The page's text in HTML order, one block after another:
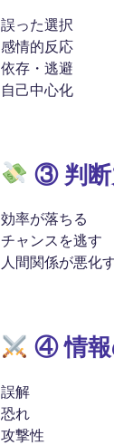
誤った選択
感情的反応
依存・逃避
自己中心化
③ 判断
効率が落ちる
チャンスを逃す
人間関係が悪化
④ 情報
誤解
恐れ
攻撃性